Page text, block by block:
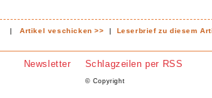
|Artikel veschicken >> | Leserbrief zu diesem
Newsletter Schlagzeilen per RSS
© Copyright